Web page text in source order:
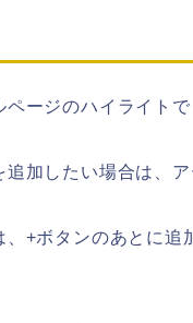
ージのハイライト
加したい場合は、
+ボタンのあとに追